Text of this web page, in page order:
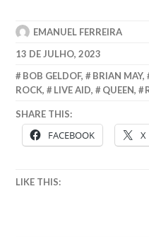
EMANUEL FERREIRA
13 DE JULHO, 2023
BOB GELDOF, BRIAN MAY,
ROCK, LIVE AID, QUEEN,
SHARE THIS:
FACEBOOK X
LIKE THIS: